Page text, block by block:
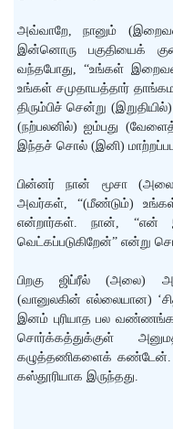
அவ்வாறே, நானும்
இன்னொரு பகுதியைக்
வந்தபோது, “உங்கள்
உங்கள் சமுதாயத்தார்
திரும்பிச் சென்று
(நற்பலனில்) ஐம்பது
இந்தச் சொல் (இனி)
பின்னர் நான் மூசா
அவர்கள், “(மீண்டும்) உங்கள்
என்றார்கள். நான், “என்
வெட்கப்படுகிறேன்” என்று
பிறகு ஜிப்ரீல்
(வானுலகின் எல்லையான)
இனம் புரியாத பல
சொர்க்கத்துக்குள்
கழுத்தணிகளைக் கண்டேன்.
கஸ்தூரியாக இருந்தது.